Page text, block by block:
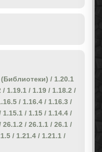
/ 1.20.1
/ 1.19.1 / 1.19 / 1.18.2 /
/ 1.16.4 / 1.16.3 /
1.15.1 / 1.15 / 1.14.4 /
26.1.2 / 26.1.1 / 26.1 /
/ 1.21.4 / 1.21.1 /